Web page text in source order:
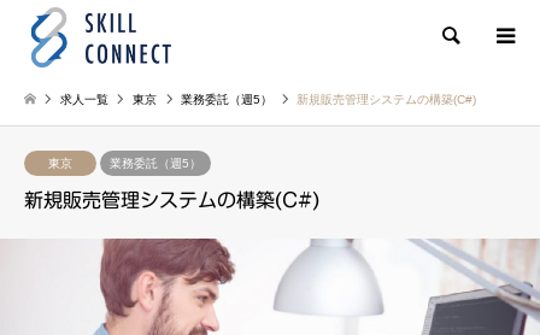
検索
求人一覧 東京 業務委託（週5） 新規販売管理システムの構築(C#)
東京 業務委託（週5）
新規販売管理システムの構築(C#)